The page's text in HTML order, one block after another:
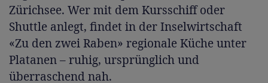
Zürichsee. Wer mit dem Kursschiff oder
Shuttle anlegt, findet in der Inselwirtschaft
«Zu den zwei Raben» regionale Küche unter
Platanen – ruhig, ursprünglich und
überraschend nah.